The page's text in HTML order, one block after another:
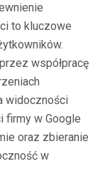
to kluczowe
współpracę
widoczności
firmy w Google
oraz zbieranie
w